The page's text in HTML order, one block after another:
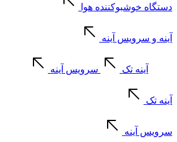
دستگاه خوشبوکننده هوا
آینه و سرویس آینه
آینه تک سرویس آینه
آینه تک
سرویس آینه